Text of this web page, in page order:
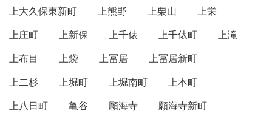
上大久保東新町
上熊野 上栗山
上栄
上庄町
上新保 上千俵 上千俵町
上滝
上布目
上袋 上冨居
上冨居新町
上二杉
上堀町 上堀南町
上本町
上八日町
亀谷 願海寺
願海寺新町